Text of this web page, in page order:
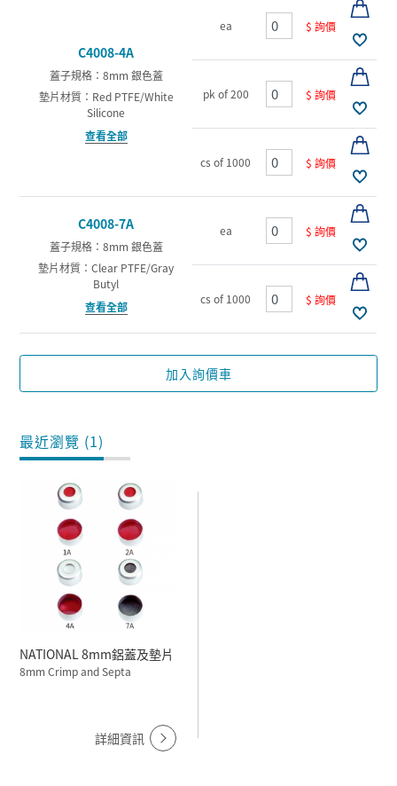
C4008-4A
蓋子規格：8mm 銀色蓋
墊片材質：Red PTFE/White
Silicone
查看全部
ea $ 詢價
pk of 200 $ 詢價
cs of 1000 $ 詢價
C4008-7A
蓋子規格：8mm 銀色蓋
墊片材質：Clear PTFE/Gray
Butyl
查看全部
ea $ 詢價
cs of 1000 $ 詢價
加入詢價車
最近瀏覽 (1)
NATIONAL 8mm鋁蓋及墊片
8mm Crimp and Septa
詳細資訊